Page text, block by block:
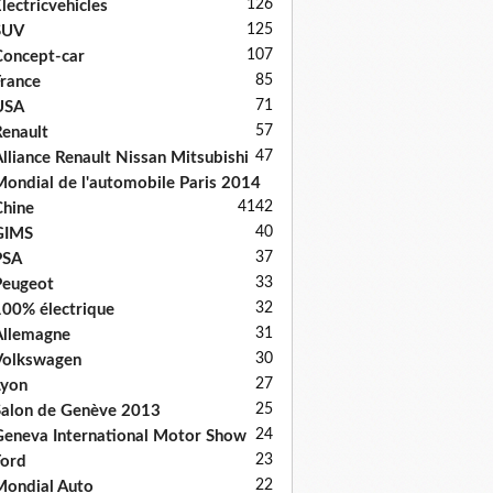
126
125
car 107
85
71
57
Renault Nissan Mitsubishi 47
de l'automobile Paris 2014
42
41
40
37
33
électrique 32
31
30
27
de Genève 2013 25
International Motor Show 24
23
Auto 22